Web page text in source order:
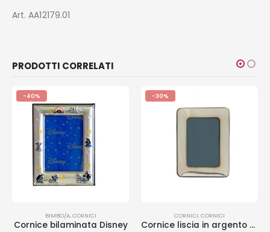
Art. AA12179.01
PRODOTTI CORRELATI
-40%
BIMBO/A,CORNICI
Cornice bilaminata Disney
-30%
CORNICI,CORNICI
Cornice liscia in argento massiccio